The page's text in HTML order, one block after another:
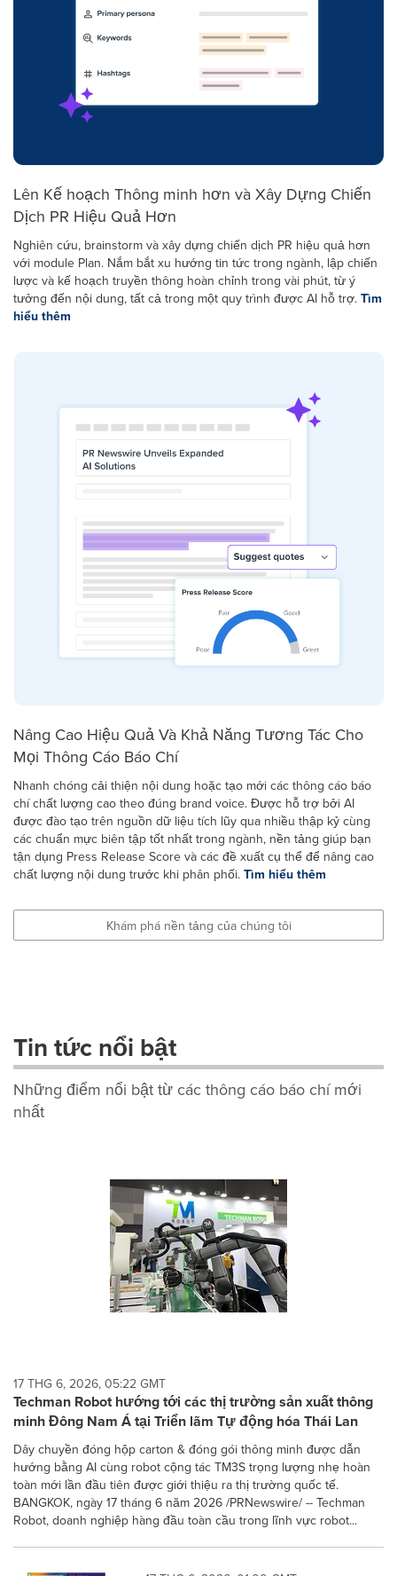
Lên Kế hoạch Thông minh hơn và Xây Dựng Chiến
Dịch PR Hiệu Quả Hơn
Nghiên cứu, brainstorm và xây dựng chiến dịch PR hiệu quả hơn
với module Plan. Nắm bắt xu hướng tin tức trong ngành, lập chiến
lược và kế hoạch truyền thông hoàn chỉnh trong vài phút, từ ý
tưởng đến nội dung, tất cả trong một quy trình được AI hỗ trợ. Tìm
hiểu thêm
Nâng Cao Hiệu Quả Và Khả Năng Tương Tác Cho
Mọi Thông Cáo Báo Chí
Nhanh chóng cải thiện nội dung hoặc tạo mới các thông cáo báo
chí chất lượng cao theo đúng brand voice. Được hỗ trợ bởi AI
được đào tạo trên nguồn dữ liệu tích lũy qua nhiều thập kỷ cùng
các chuẩn mực biên tập tốt nhất trong ngành, nền tảng giúp bạn
tận dụng Press Release Score và các đề xuất cụ thể để nâng cao
chất lượng nội dung trước khi phân phối. Tìm hiểu thêm
Khám phá nền tảng của chúng tôi
Tin tức nổi bật
Những điểm nổi bật từ các thông cáo báo chí mới
nhất
17 THG 6, 2026, 05:22 GMT
Techman Robot hướng tới các thị trường sản xuất thông
minh Đông Nam Á tại Triển lãm Tự động hóa Thái Lan
Dây chuyền đóng hộp carton & đóng gói thông minh được dẫn
hướng bằng AI cùng robot cộng tác TM3S trọng lượng nhẹ hoàn
toàn mới lần đầu tiên được giới thiệu ra thị trường quốc tế.
BANGKOK, ngày 17 tháng 6 năm 2026 /PRNewswire/ -- Techman
Robot, doanh nghiệp hàng đầu toàn cầu trong lĩnh vực robot...